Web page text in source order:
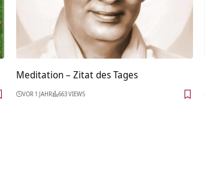
Meditation – Zitat des Tages
VOR 1 JAHR 663 VIEWS